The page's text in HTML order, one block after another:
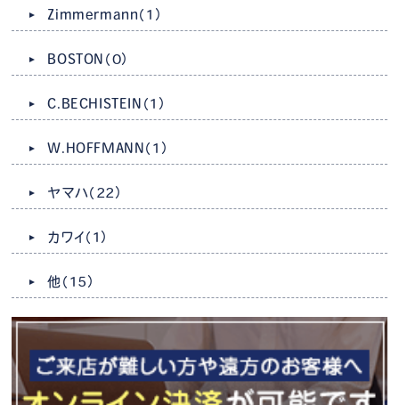
Zimmermann（1）
BOSTON （0）
C.BECHISTEIN （1）
W.HOFFMANN （1）
ヤマハ （22）
カワイ （1）
他 （15）